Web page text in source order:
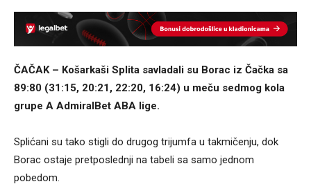
ČAČAK – Košarkaši Splita savladali su Borac iz Čačka sa
89:80 (31:15, 20:21, 22:20, 16:24) u meču sedmog kola
grupe A AdmiralBet ABA lige.
Splićani su tako stigli do drugog trijumfa u takmičenju, dok
Borac ostaje pretposlednji na tabeli sa samo jednom
pobedom.